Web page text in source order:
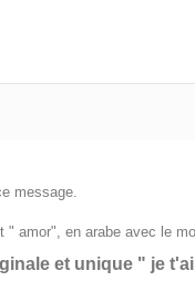
message.
amor", en arabe avec le
et unique " je